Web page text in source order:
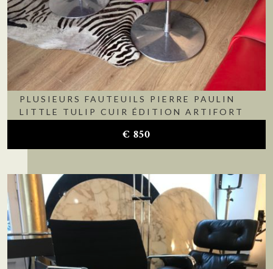
PLUSIEURS FAUTEUILS PIERRE PAULIN
LITTLE TULIP CUIR ÉDITION ARTIFORT
€ 850